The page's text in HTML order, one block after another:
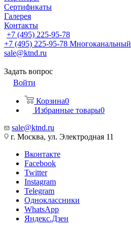
Сертификаты
Галерея
Контакты
+7 (495) 225-95-78
+7 (495) 225-95-78 Многоканальный
sale@ktnd.ru
Задать вопрос
Войти
Корзина0
Избранные товары0
sale@ktnd.ru
г. Москва, ул. Электродная 11
Вконтакте
Facebook
Twitter
Instagram
Telegram
Одноклассники
WhatsApp
Яндекс.Дзен